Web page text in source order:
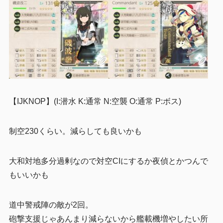
【IJKNOP】(I:潜水 K:通常 N:空襲 O:通常 P:ボス)
制空230くらい。減らしても良いかも
大和対地多分過剰なので対空CIにするか夜偵とかつんで
もいいかも
道中警戒陣の敵が2回。
砲撃支援じゃあんまり減らないから艦載機増やしたい所